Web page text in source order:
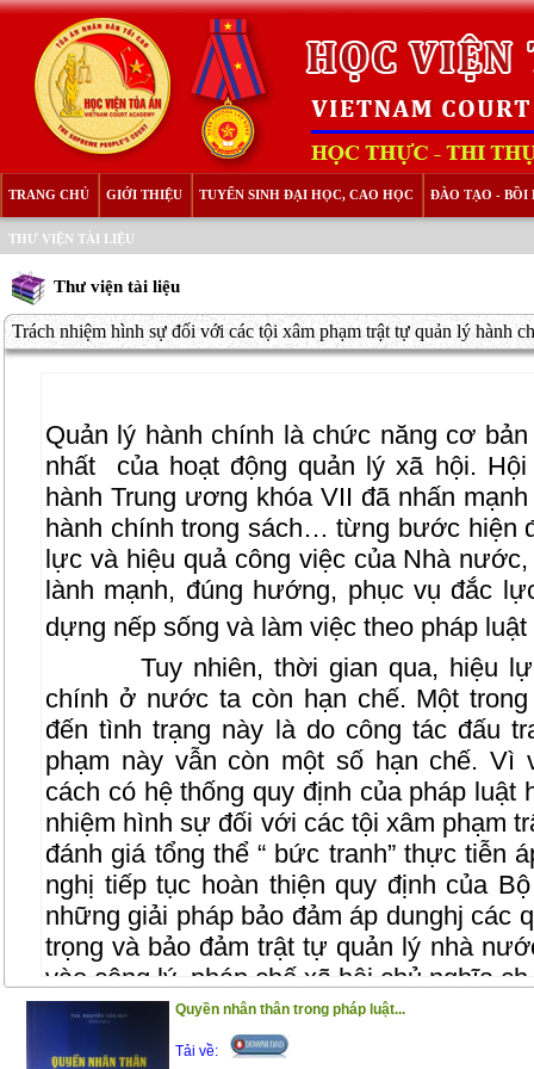
TRANG CHỦ GIỚI THIỆU TUYỂN SINH ĐẠI HỌC, CAO HỌC ĐÀO TẠO - BỒI
THƯ VIỆN TÀI LIỆU
Thư viện tài liệu
Trách nhiệm hình sự đối với các tội xâm phạm trật tự quản lý hành
Quản lý hành chính là chức năng cơ
nhất
của hoạt động quản lý xã hội.
hành Trung ương khóa VII đã nhấn
hành chính trong sách… từng bước hiện
lực và hiệu quả công việc của Nhà
lành mạnh, đúng hướng, phục vụ đắc
dựng nếp sống và làm việc theo pháp luật
Tuy nhiên, thời gian qua, hiệu
chính ở nước ta còn hạn chế. Một
đến tình trạng này là do công tác đấu
phạm này vẫn còn một số hạn chế. Vì
cách có hệ thống quy định của pháp luật
nhiệm hình sự đối với các tội xâm phạm
đánh giá tổng thể “ bức tranh” thực tiễn
nghị tiếp tục hoàn thiện quy định của
những giải pháp bảo đảm áp dunghj các
trọng và bảo đảm trật tự quản lý nhà
vào công lý, pháp chế xã hội chủ nghĩa
Trong phạm vi cuốn sách này,
và sâu sắc hơn những vấn đề lý luận về
Quyền nhân thân trong pháp luật...
Tải về: